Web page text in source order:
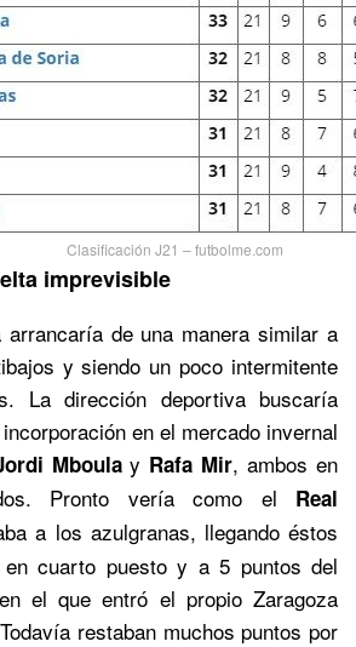
Clasificación J21 – futbolme.com
imprevisible
arrancaría de una manera similar a
y siendo un poco intermitente
La dirección deportiva buscaría
en el mercado invernal
Mboulay Rafa Mir, ambos en
Pronto vería como el Real
a los azulgranas, llegando éstos
cuarto puesto y a 5 puntos del
el que entró el propio Zaragoza
Todavía restaban muchos puntos por